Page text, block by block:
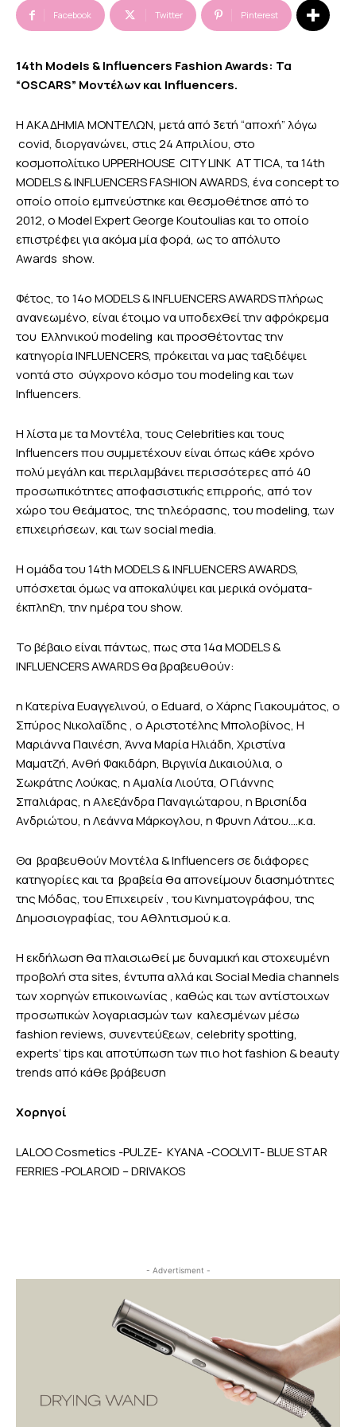
Facebook Twitter Pinterest
14th Models & Influencers Fashion Awards: Τα
“OSCARS” Μοντέλων και Influencers.
Η ΑΚΑΔΗΜΙΑ ΜΟΝΤΕΛΩΝ, μετά από 3ετή “αποχή” λόγω
covid, διοργανώνει, στις 24 Απριλίου, στο
κοσμοπολίτικο UPPERHOUSE CITY LINK ATTICA, τα 14th
MODELS & INFLUENCERS FASHION AWARDS, ένα concept το
οποίο οποίο εμπνεύστηκε και θεσμοθέτησε από το
2012, ο Model Expert George Koutoulias και το οποίο
επιστρέφει για ακόμα μία φορά, ως το απόλυτο
Awards show.
Φέτος, το 14o MODELS & INFLUENCERS AWARDS πλήρως
ανανεωμένο, είναι έτοιμο να υποδεχθεί την αφρόκρεμα
του Ελληνικού modeling και προσθέτοντας την
κατηγορία INFLUENCERS, πρόκειται να μας ταξιδέψει
νοητά στο σύγχρονο κόσμο του modeling και των
Influencers.
Η λίστα με τα Μοντέλα, τους Celebrities και τους
Influencers που συμμετέχουν είναι όπως κάθε χρόνο
πολύ μεγάλη και περιλαμβάνει περισσότερες από 40
προσωπικότητες αποφασιστικής επιρροής, από τον
χώρο του θεάματος, της τηλεόρασης, του modeling, των
επιχειρήσεων, και των social media.
Η ομάδα του 14th MODELS & INFLUENCERS AWARDS,
υπόσχεται όμως να αποκαλύψει και μερικά ονόματα-
έκπληξη, την ημέρα του show.
Το βέβαιο είναι πάντως, πως στα 14α MODELS &
INFLUENCERS AWARDS θα βραβευθούν:
η Κατερίνα Ευαγγελινού, ο Eduard, ο Χάρης Γιακουμάτος, o
Σπύρος Νικολαΐδης , ο Αριστοτέλης Μπολοβίνος, Η
Μαριάννα Παινέση, Άννα Μαρία Ηλιάδη, Χριστίνα
Μαματζή, Ανθή Φακιδάρη, Βιργινία Δικαιούλια, o
Σωκράτης Λούκας, η Αμαλία Λιούτα, Ο Γιάννης
Σπαλιάρας, η Αλεξάνδρα Παναγιώταρου, η Βρισηίδα
Ανδριώτου, η Λεάννα Μάρκογλου, η Φρυνη Λάτου….κ.α.
Θα βραβευθούν Μοντέλα & Influencers σε διάφορες
κατηγορίες και τα βραβεία θα απονείμουν διασημότητες
της Μόδας, του Επιχειρείν , του Κινηματογράφου, της
Δημοσιογραφίας, του Αθλητισμού κ.α.
Η εκδήλωση θα πλαισιωθεί με δυναμική και στοχευμένη
προβολή στα sites, έντυπα αλλά και Social Media channels
των χορηγών επικοινωνίας , καθώς και των αντίστοιχων
προσωπικών λογαριασμών των καλεσμένων μέσω
fashion reviews, συνεντεύξεων, celebrity spotting,
experts’ tips και αποτύπωση των πιο hot fashion & beauty
trends από κάθε βράβευση
Χορηγοί
LALOO Cosmetics -PULZE- KYANA -COOLVIT- BLUE STAR
FERRIES -POLAROID – DRIVAKOS
- Advertisment -